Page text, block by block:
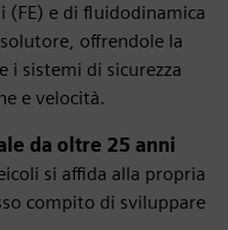
e di fluidodinamica
offrendole la
i sistemi di sicurezza
e velocità.
da oltre 25 anni
si affida alla propria
compito di sviluppare